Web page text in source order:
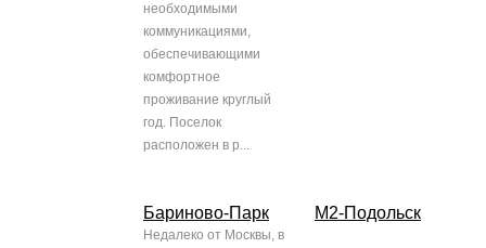
необходимыми
коммуникациями,
обеспечивающими
комфортное
проживание круглый
год. Поселок
расположен в р...
Бариново-Парк
Недалеко от Москвы, в
М2-Подольск